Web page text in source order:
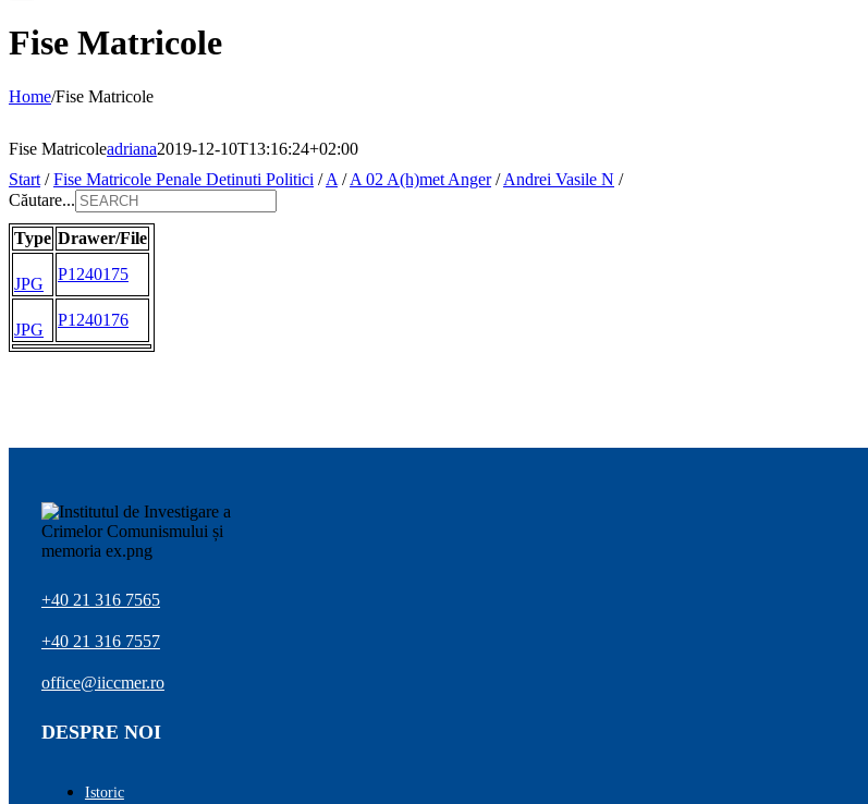
Fise Matricole
Home/Fise Matricole
Fise Matricoleadriana2019-12-10T13:16:24+02:00
Start /Fise Matricole Penale Detinuti Politici /A /A 02 A(h)met Anger/Andrei Vasile N /
Căutare...
Type Drawer/File
JPG
P1240175
JPG
P1240176
+40 21 316 7565
+40 21 316 7557
office@iiccmer.ro
DESPRE NOI
Istoric